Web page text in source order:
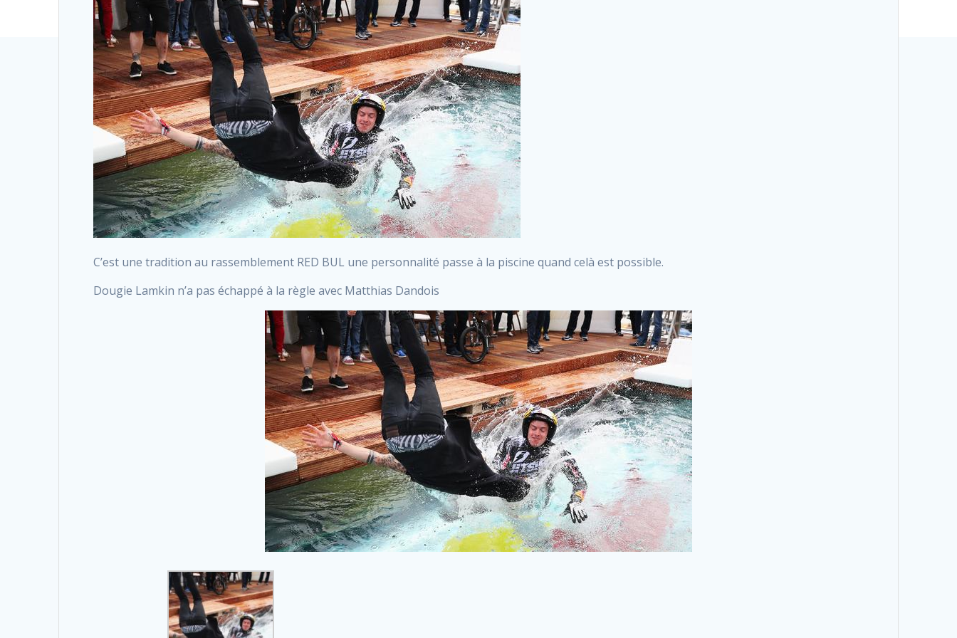
C’est une tradition au rassemblement RED BUL une personnalité passe à la piscine quand celà est possible.
Dougie Lamkin n’a pas échappé à la règle avec Matthias Dandois